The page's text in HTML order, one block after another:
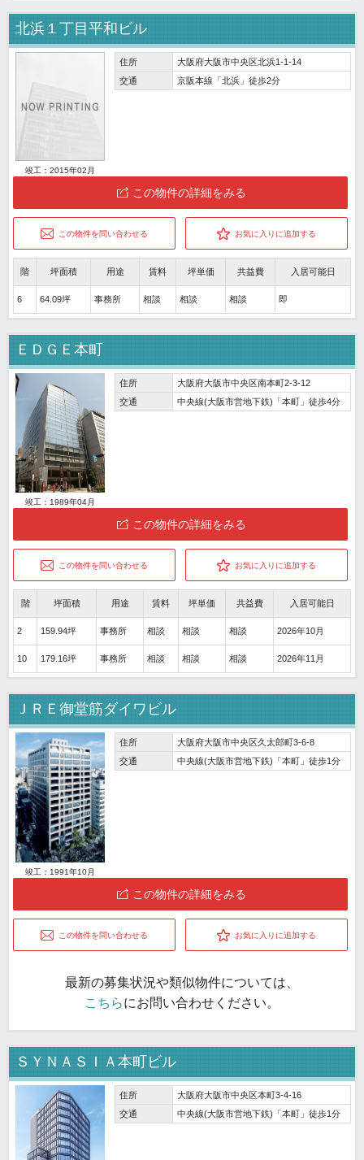
北浜１丁目平和ビル
竣工：2015年02月
住所
大阪府大阪市中央区北浜1-1-14
交通
京阪本線「北浜」徒歩2分
この物件の詳細をみる
この物件を問い合わせる お気に入りに追加する
階 坪面積 用途 賃料 坪単価 共益費 入居可能日
6 64.09坪 事務所 相談 相談 相談 即
ＥＤＧＥ本町
竣工：1989年04月
住所
大阪府大阪市中央区南本町2-3-12
交通
中央線(大阪市営地下鉄)「本町」徒歩4分
この物件の詳細をみる
この物件を問い合わせる お気に入りに追加する
階 坪面積 用途 賃料 坪単価 共益費 入居可能日
2 159.94坪 事務所 相談 相談 相談 2026年10月
10 179.16坪 事務所 相談 相談 相談 2026年11月
ＪＲＥ御堂筋ダイワビル
竣工：1991年10月
住所
大阪府大阪市中央区久太郎町3-6-8
交通
中央線(大阪市営地下鉄)「本町」徒歩1分
この物件の詳細をみる
この物件を問い合わせる お気に入りに追加する
最新の募集状況や類似物件については、
こちらにお問い合わせください。
ＳＹＮＡＳＩＡ本町ビル
住所
大阪府大阪市中央区本町3-4-16
交通
中央線(大阪市営地下鉄)「本町」徒歩1分